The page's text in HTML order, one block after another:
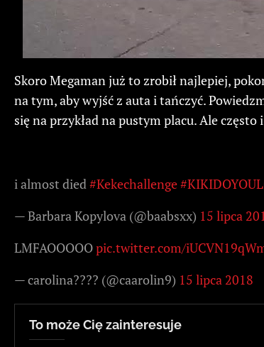
Skoro Megaman już to zrobił najlepiej,
na tym, aby wyjść z auta i tańczyć.
się na przykład na pustym placu. Ale
i almost died#Kekechallenge
— Barbara Kopylova (@baabsxx) 15 lipca
LMFAOOOOOpic.twitter.com/
— carolina???? (@caarolin9) 15 lipca 2018
To może Cię zainteresuje